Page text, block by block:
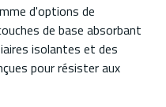
d'options de
de base absorbant
isolantes et des
pour résister aux